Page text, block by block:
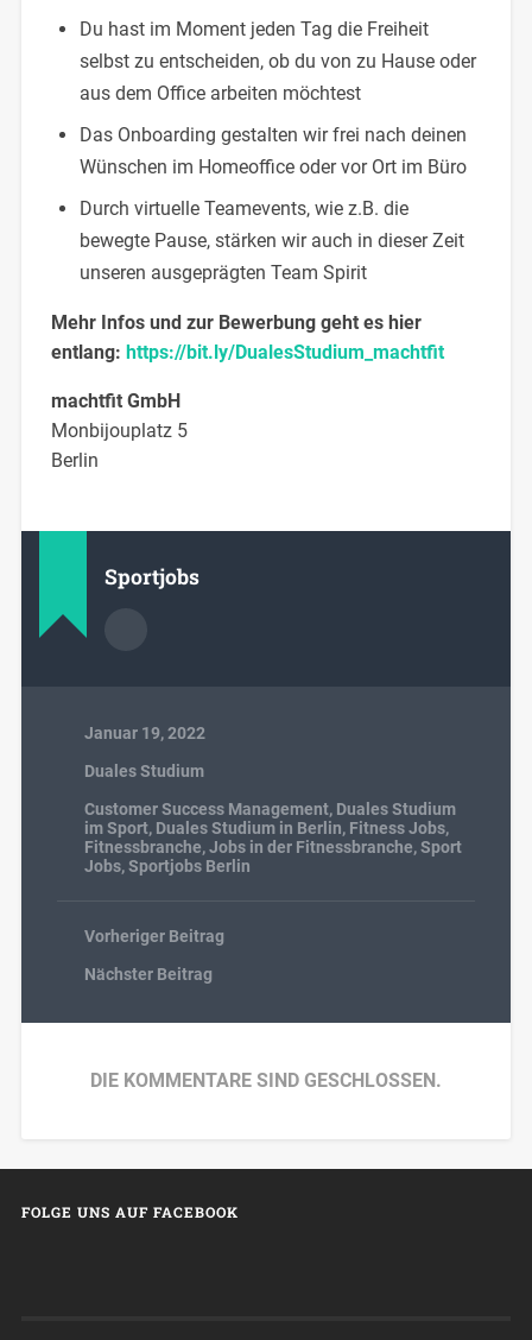
Du hast im Moment jeden Tag die Freiheit
selbst zu entscheiden, ob du von zu Hause oder
aus dem Office arbeiten möchtest
Das Onboarding gestalten wir frei nach deinen
Wünschen im Homeoffice oder vor Ort im Büro
Durch virtuelle Teamevents, wie z.B. die
bewegte Pause, stärken wir auch in dieser Zeit
unseren ausgeprägten Team Spirit
Mehr Infos und zur Bewerbung geht es hier
entlang: https://bit.ly/DualesStudium_machtfit
machtfit GmbH
Monbijouplatz 5
Berlin
Sportjobs
Januar 19, 2022
Duales Studium
Customer Success Management, Duales Studium
im Sport, Duales Studium in Berlin, Fitness Jobs,
Fitnessbranche,Jobs in der Fitnessbranche,Sport
Jobs,Sportjobs Berlin
Vorheriger Beitrag
Nächster Beitrag
DIE KOMMENTARE SIND GESCHLOSSEN.
FOLGE UNS AUF FACEBOOK